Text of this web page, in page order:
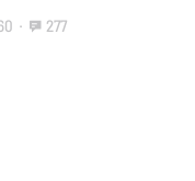
· 277